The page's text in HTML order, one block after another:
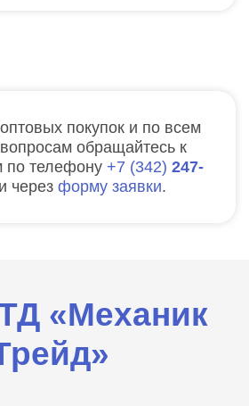
покупок и по всем
обращайтесь к
по телефону
7 342 247-
через форму заявки.
«Механик